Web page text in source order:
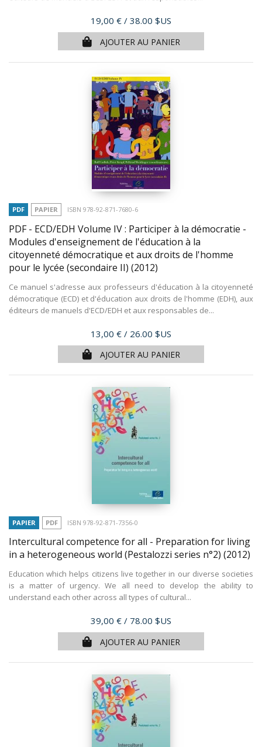
Prix
19,00 € / 38.00 $US
AJOUTER AU PANIER
PDF PAPIER ISBN 978-92-871-7680-6
PDF - ECD/EDH Volume IV : Participer à la démocratie -
Modules d'enseignement de l'éducation à la
citoyenneté démocratique et aux droits de l'homme
pour le lycée (secondaire II) (2012)
Ce manuel s'adresse aux professeurs d'éducation à la citoyenneté
démocratique (ECD) et d'éducation aux droits de l'homme (EDH), aux
éditeurs de manuels d'ECD/EDH et aux responsables de...
Prix
13,00 € / 26.00 $US
AJOUTER AU PANIER
PAPIER PDF ISBN 978-92-871-7356-0
Intercultural competence for all - Preparation for living
in a heterogeneous world (Pestalozzi series n°2) (2012)
Education which helps citizens live together in our diverse societies
is a matter of urgency. We all need to develop the ability to
understand each other across all types of cultural...
Prix
39,00 € / 78.00 $US
AJOUTER AU PANIER